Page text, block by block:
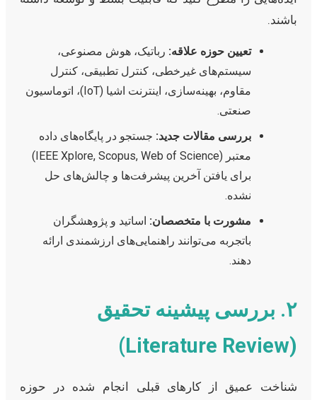
باشند.
تعیین حوزه علاقه: رباتیک، هوش مصنوعی،
سیستم‌های غیرخطی، کنترل تطبیقی، کنترل
مقاوم، بهینه‌سازی، اینترنت اشیا (IoT)، اتوماسیون
صنعتی.
بررسی مقالات جدید: جستجو در پایگاه‌های داده
معتبر (IEEE Xplore, Scopus, Web of Science)
برای یافتن آخرین پیشرفت‌ها و چالش‌های حل
نشده.
مشورت با متخصصان: اساتید و پژوهشگران
باتجربه می‌توانند راهنمایی‌های ارزشمندی ارائه
دهند.
۲. بررسی پیشینه تحقیق
(Literature Review)
شناخت عمیق از کارهای قبلی انجام شده در حوزه